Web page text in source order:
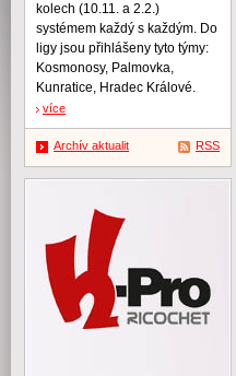
kolech (10.11. a 2.2.)
systémem každý s každým. Do
ligy jsou přihlášeny tyto týmy:
Kosmonosy, Palmovka,
Kunratice, Hradec Králové.
více
Archív aktualit RSS